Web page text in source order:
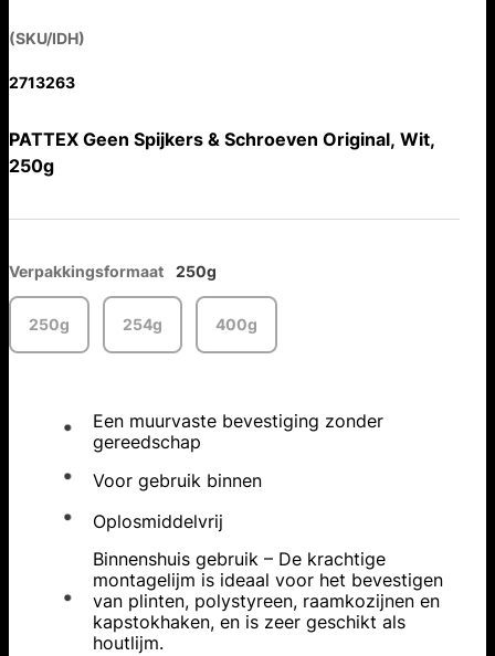
(SKU/IDH)
2713263
PATTEX Geen Spijkers & Schroeven Original, Wit,
250g
Verpakkingsformaat 250g
250g 254g 400g
Een muurvaste bevestiging zonder
gereedschap
Voor gebruik binnen
Oplosmiddelvrij
Binnenshuis gebruik – De krachtige
montagelijm is ideaal voor het bevestigen
van plinten, polystyreen, raamkozijnen en
kapstokhaken, en is zeer geschikt als
houtlijm.